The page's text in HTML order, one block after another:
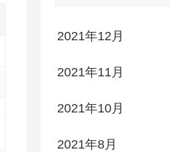
2021年12月
2021年11月
2021年10月
2021年8月